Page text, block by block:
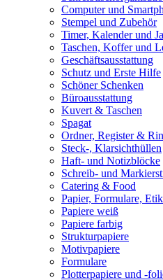
Computer und
Stempel und Zubehör
Timer, Kalender und
Taschen, Koffer und
Geschäftsausstattung
Schutz und Erste Hilfe
Schöner Schenken
Büroausstattung
Kuvert & Taschen
Spagat
Ordner, Register &
Steck-, Klarsichthüllen
Haft- und Notizblöcke
Schreib- und
Catering & Food
Papier, Formulare,
Papiere weiß
Papiere farbig
Strukturpapiere
Motivpapiere
Formulare
Plotterpapiere und -